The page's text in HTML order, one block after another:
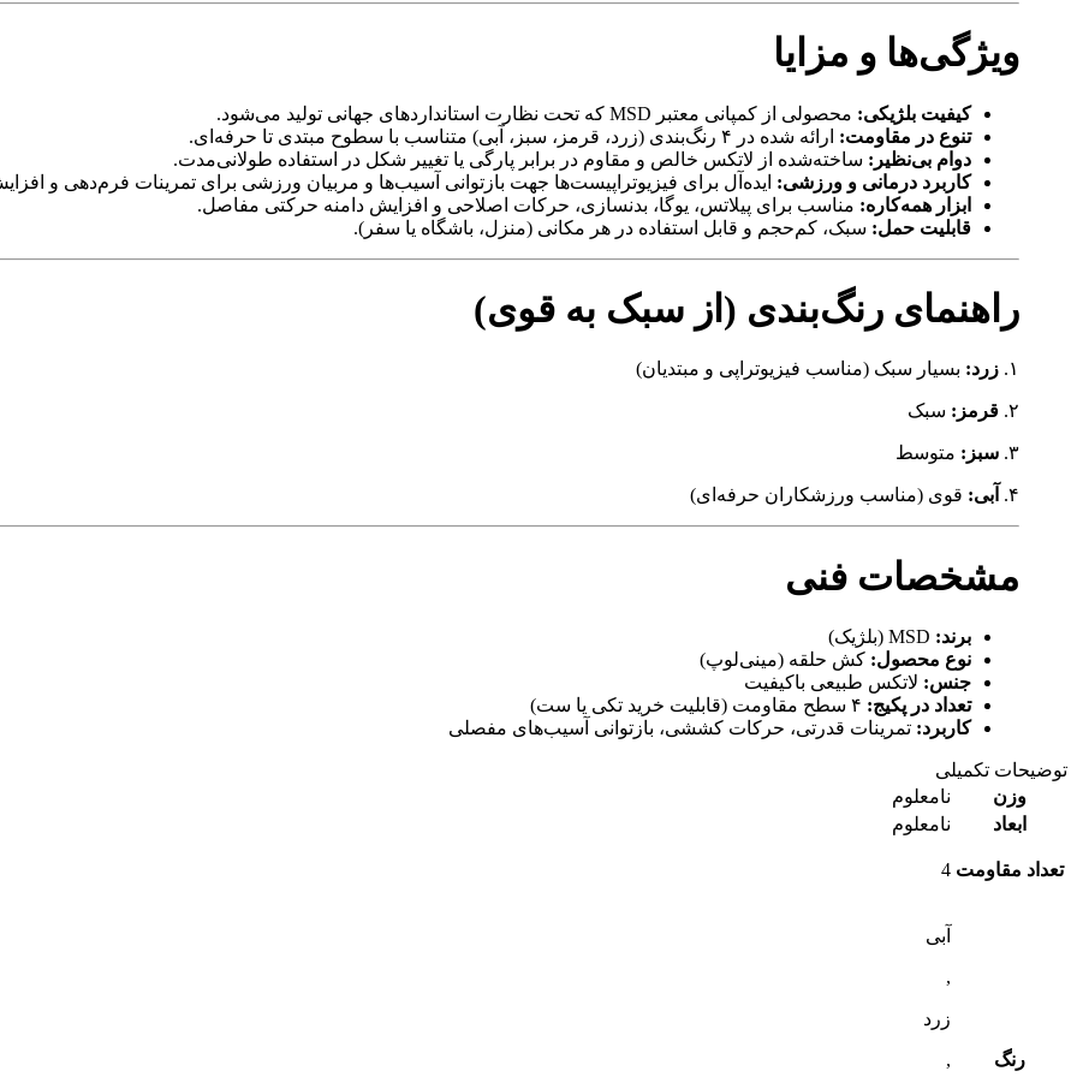
ویژگی‌ها و مزایا
کیفیت بلژیکی: محصولی از کمپانی معتبر MSD که تحت نظارت استانداردهای جهانی تولید می‌شود.
تنوع در مقاومت: ارائه شده در ۴ رنگ‌بندی (زرد، قرمز، سبز، آبی) متناسب با سطوح مبتدی تا حرفه‌ای.
دوام بی‌نظیر: ساخته‌شده از لاتکس خالص و مقاوم در برابر پارگی یا تغییر شکل در استفاده طولانی‌مدت.
کاربرد درمانی و ورزشی: ایده‌آل برای فیزیوتراپیست‌ها جهت بازتوانی آسیب‌ها و مربیان ورزشی برای تمرینات فرم‌دهی و
ابزار همه‌کاره: مناسب برای پیلاتس، یوگا، بدنسازی، حرکات اصلاحی و افزایش دامنه حرکتی مفاصل.
قابلیت حمل: سبک، کم‌حجم و قابل استفاده در هر مکانی (منزل، باشگاه یا سفر).
راهنمای رنگ‌بندی (از سبک به قوی)
۱. زرد: بسیار سبک (مناسب فیزیوتراپی و مبتدیان)
۲. قرمز: سبک
۳. سبز: متوسط
۴. آبی: قوی (مناسب ورزشکاران حرفه‌ای)
مشخصات فنی
برند:
نوع محصول: کش حلقه (مینی‌لوپ)
جنس: لاتکس طبیعی باکیفیت
تعداد در پکیج:
کاربرد: تمرینات قدرتی، حرکات کششی، بازتوانی آسیب‌های مفصلی
توضیحات تکمیلی
وزن
نامعلوم
ابعاد
نامعلوم
تعداد مقاومت 4
رنگ
آبی
,
زرد
,